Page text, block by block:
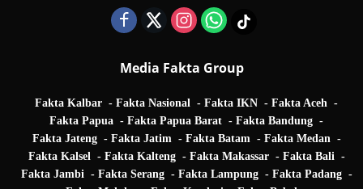
Media Fakta Group
Fakta Kalbar Fakta Nasional Fakta IKN
Fakta Aceh
Fakta Papua
Fakta Papua Barat
Fakta Bandung
Fakta Jateng
Fakta Jatim Fakta Batam
Fakta Medan
Fakta Kalsel
Fakta Kalteng Fakta Makassar
Fakta Bali
Fakta Jambi
Fakta Serang Fakta Lampung
Fakta Padang